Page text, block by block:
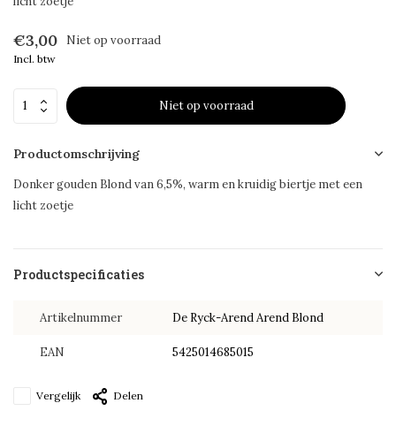
€3,00 Niet op voorraad
Incl. btw
Niet op voorraad
Productomschrijving
Donker gouden Blond van 6,5%, warm en kruidig biertje met een
licht zoetje
Productspecificaties
Artikelnummer De Ryck-Arend Arend Blond
EAN 5425014685015
Vergelijk Delen